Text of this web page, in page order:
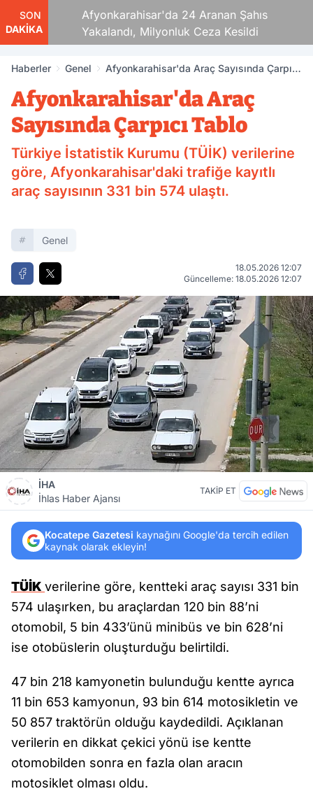
SON
DAKİKA
Afyonkarahisar'da 24 Aranan Şahıs
Yakalandı, Milyonluk Ceza Kesildi
Haberler Genel
Afyonkarahisar'da Araç Sayısında Çarpıcı
Afyonkarahisar'da Araç
Sayısında Çarpıcı Tablo
Türkiye İstatistik Kurumu (TÜİK) verilerine
göre, Afyonkarahisar'daki trafiğe kayıtlı
araç sayısının 331 bin 574 ulaştı.
Genel
18.05.2026 12:07
Güncelleme: 18.05.2026 12:07
İHA
İhlas Haber Ajansı
TAKİP ET
Kocatepe Gazetesi kaynağını Google'da tercih edilen
kaynak olarak ekleyin!
TÜİK verilerine göre, kentteki araç sayısı 331 bin
574 ulaşırken, bu araçlardan 120 bin 88’ni
otomobil, 5 bin 433’ünü minibüs ve bin 628’ni
ise otobüslerin oluşturduğu belirtildi.
47 bin 218 kamyonetin bulunduğu kentte ayrıca
11 bin 653 kamyonun, 93 bin 614 motosikletin ve
50 857 traktörün olduğu kaydedildi. Açıklanan
verilerin en dikkat çekici yönü ise kentte
otomobilden sonra en fazla olan aracın
motosiklet olması oldu.